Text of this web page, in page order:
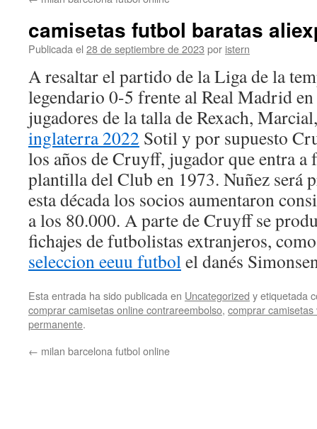
camisetas futbol baratas
Publicada el 28 de septiembre de 2023 por istern
A resaltar el partido de la Liga de la
legendario 0-5 frente al Real Madrid
jugadores de la talla de Rexach,
inglaterra 2022 Sotil y por supuesto
los años de Cruyff, jugador que entra a
plantilla del Club en 1973. Nuñez será
esta década los socios aumentaron
a los 80.000. A parte de Cruyff se
fichajes de futbolistas extranjeros,
seleccion eeuu futbolel danés
Esta entrada ha sido publicada en Uncategorized y etiquetada
comprar camisetas online contrareembolso, comprar camisetas
permanente.
← milan barcelona futbol online